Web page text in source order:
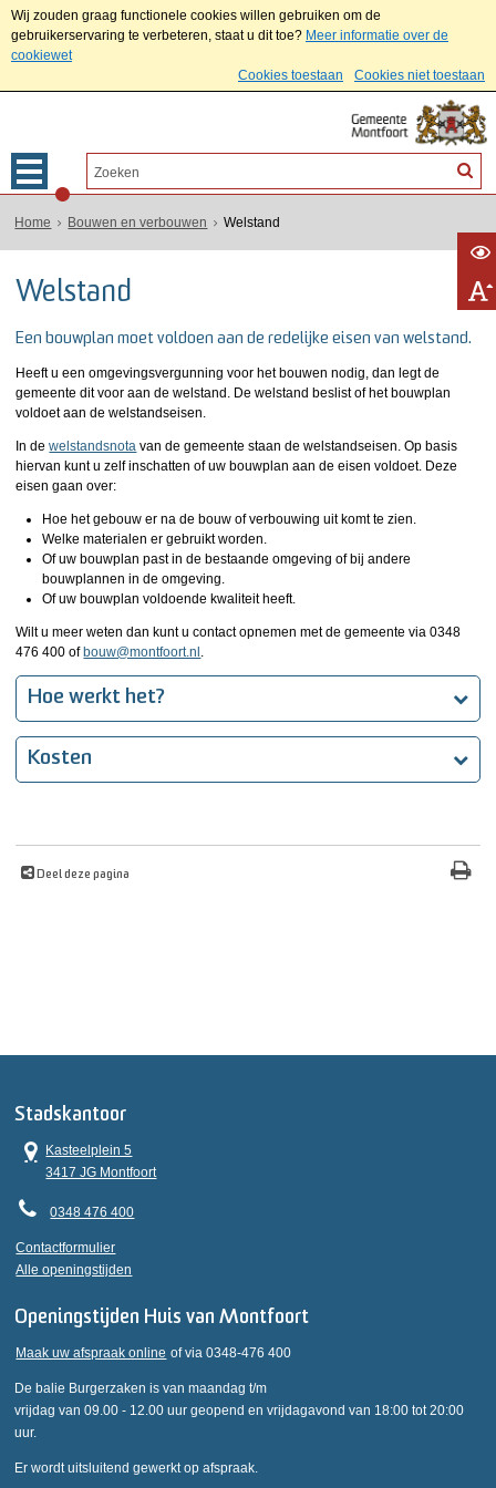
Wij zouden graag functionele cookies willen gebruiken om de
gebruikerservaring te verbeteren, staat u dit toe? Meer informatie over de
cookiewet
Cookies toestaan
Cookies niet toestaan
Home Bouwen en verbouwen Welstand
Welstand
Een bouwplan moet voldoen aan de redelijke eisen van welstand.
Heeft u een omgevingsvergunning voor het bouwen nodig, dan legt de
gemeente dit voor aan de welstand. De welstand beslist of het bouwplan
voldoet aan de welstandseisen.
In dewelstandsnota van de gemeente staan de welstandseisen. Op basis
hiervan kunt u zelf inschatten of uw bouwplan aan de eisen voldoet. Deze
eisen gaan over:
Hoe het gebouw er na de bouw of verbouwing uit komt te zien.
Welke materialen er gebruikt worden.
Of uw bouwplan past in de bestaande omgeving of bij andere
bouwplannen in de omgeving.
Of uw bouwplan voldoende kwaliteit heeft.
Wilt u meer weten dan kunt u contact opnemen met de gemeente via 0348
476 400 of bouw@montfoort.nl .
Hoe werkt het?
Kosten
Deel deze pagina
Stadskantoor
Kasteelplein 5
3417 JG Montfoort
0348 476 400
Contactformulier
Alle openingstijden
Openingstijden Huis van Montfoort
Maak uw afspraak online of via 0348-476 400
De balie Burgerzaken is van maandag t/m
vrijdag van 09.00 - 12.00 uur geopend en vrijdagavond van 18:00 tot 20:00
uur.
Er wordt uitsluitend gewerkt op afspraak.